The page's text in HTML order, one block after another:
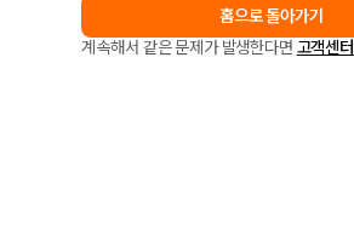
홈으로 돌아가기
계속해서 같은 문제가 발생한다면 고객센터